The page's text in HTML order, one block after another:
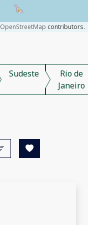
OpenStreetMap contributors.
Sudeste
Rio de
Janeiro